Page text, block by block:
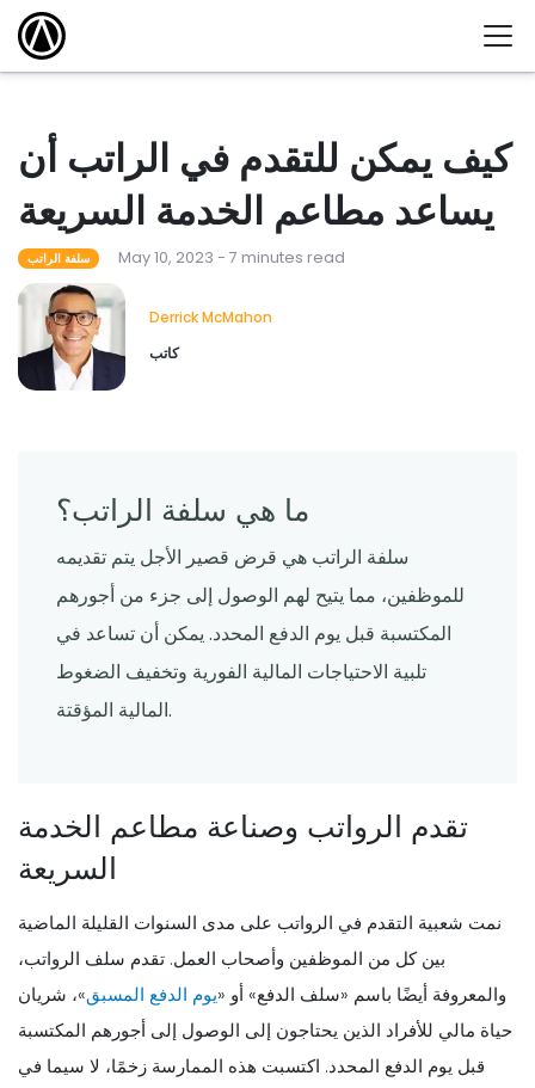
كيف يمكن للتقدم في الراتب أن
يساعد مطاعم الخدمة السريعة
سلفة الراتب May 10, 2023 - 7 minutes read
Derrick McMahon
كاتب
ما هي سلفة الراتب؟
سلفة الراتب هي قرض قصير الأجل يتم تقديمه
للموظفين، مما يتيح لهم الوصول إلى جزء من أجورهم
المكتسبة قبل يوم الدفع المحدد. يمكن أن تساعد في
تلبية الاحتياجات المالية الفورية وتخفيف الضغوط
المالية المؤقتة.
تقدم الرواتب وصناعة مطاعم الخدمة
السريعة
نمت شعبية التقدم في الرواتب على مدى السنوات القليلة الماضية
بين كل من الموظفين وأصحاب العمل. تقدم سلف الرواتب،
والمعروفة أيضًا باسم «سلف الدفع» أو «يوم الدفع المسبق»، شريان
حياة مالي للأفراد الذين يحتاجون إلى الوصول إلى أجورهم المكتسبة
قبل يوم الدفع المحدد. اكتسبت هذه الممارسة زخمًا، لا سيما في